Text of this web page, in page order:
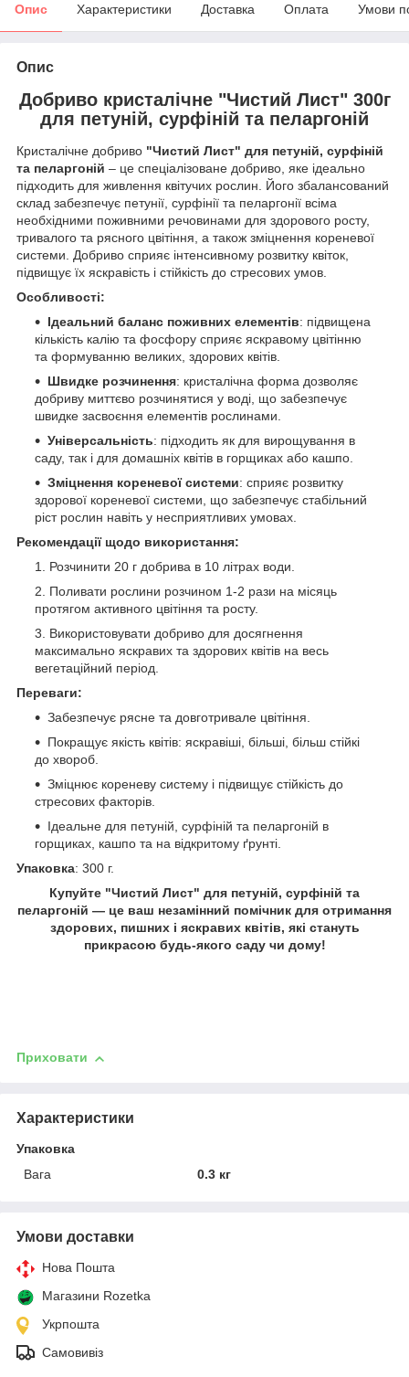
Опис Характеристики Доставка Оплата Умови
Опис
Добриво кристалічне "Чистий Лист" 300г
для петуній, сурфіній та пеларгоній
Кристалічне добриво "Чистий Лист" для петуній, сурфіній
та пеларгоній – це спеціалізоване добриво, яке ідеально
підходить для живлення квітучих рослин. Його збалансований
склад забезпечує петунії, сурфінії та пеларгонії всіма
необхідними поживними речовинами для здорового росту,
тривалого та рясного цвітіння, а також зміцнення кореневої
системи. Добриво сприяє інтенсивному розвитку квіток,
підвищує їх яскравість і стійкість до стресових умов.
Особливості:
Ідеальний баланс поживних елементів: підвищена
кількість калію та фосфору сприяє яскравому цвітінню
та формуванню великих, здорових квітів.
Швидке розчинення: кристалічна форма дозволяє
добриву миттєво розчинятися у воді, що забезпечує
швидке засвоєння елементів рослинами.
Універсальність: підходить як для вирощування в
саду, так і для домашніх квітів в горщиках або кашпо.
Зміцнення кореневої системи: сприяє розвитку
здорової кореневої системи, що забезпечує стабільний
ріст рослин навіть у несприятливих умовах.
Рекомендації щодо використання:
Розчинити 20 г добрива в 10 літрах води.
Поливати рослини розчином 1-2 рази на місяць
протягом активного цвітіння та росту.
Використовувати добриво для досягнення
максимально яскравих та здорових квітів на весь
вегетаційний період.
Переваги:
Забезпечує рясне та довготривале цвітіння.
Покращує якість квітів: яскравіші, більші, більш стійкі
до хвороб.
Зміцнює кореневу систему і підвищує стійкість до
стресових факторів.
Ідеальне для петуній, сурфіній та пеларгоній в
горщиках, кашпо та на відкритому ґрунті.
Упаковка: 300 г.
Купуйте "Чистий Лист" для петуній, сурфіній та
пеларгоній — це ваш незамінний помічник для отримання
здорових, пишних і яскравих квітів, які стануть
прикрасою будь-якого саду чи дому!
Приховати
Характеристики
Упаковка
Вага
0.3 кг
Умови доставки
Нова Пошта
Магазини Rozetka
Укрпошта
Самовивіз